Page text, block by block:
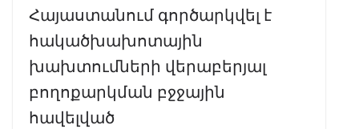
Հայաստանում գործարկվել է
հակածխախոտային
խախտումների վերաբերյալ
բողոքարկման բջջային
հավելված